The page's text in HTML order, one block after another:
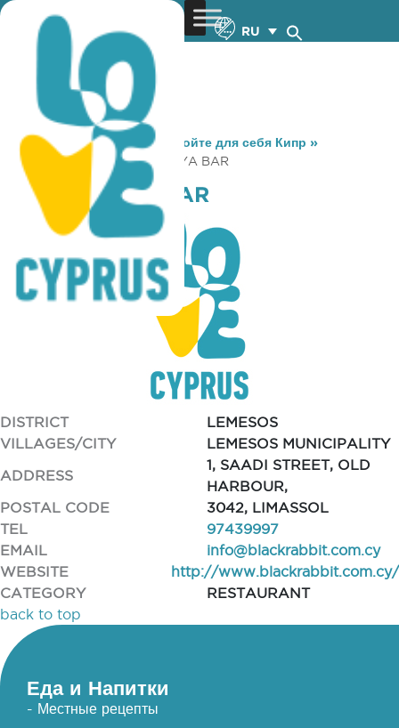
RU
You are here: Home »Откройте для себя Кипр »
Gastronomy
» LILA IZAKAYA BAR
LILA IZAKAYA BAR
DISTRICT
LEMESOS
VILLAGES/CITY
LEMESOS MUNICIPALITY
ADDRESS
1, SAADI STREET, OLD
HARBOUR,
POSTAL CODE
3042, LIMASSOL
TEL
97439997
EMAIL
info@blackrabbit.com.cy
WEBSITE
http://www.blackrabbit.com.cy/
CATEGORY
RESTAURANT
back to top
Еда и Напитки
- Местные рецепты